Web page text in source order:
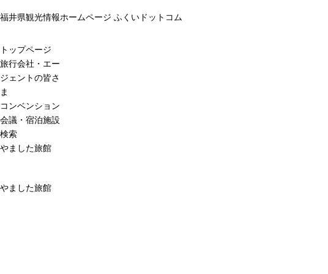
福井県観光情報ホームページ ふくいドットコム
トップページ
旅行会社・エー
ジェントの皆さ
ま
コンベンション
会議・宿泊施設
検索
やました旅館
やました旅館